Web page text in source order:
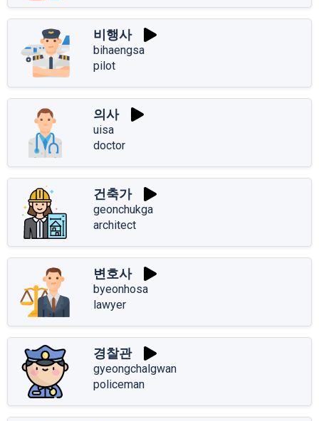
비행사
bihaengsa
pilot
의사
uisa
doctor
건축가
geonchukga
architect
변호사
byeonhosa
lawyer
경찰관
gyeongchalgwan
policeman